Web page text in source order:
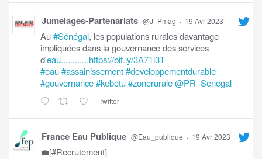
Jumelages-Partenariats @J_Pmag · 19 Avr 2023
Au#Sénégal, les populations rurales davantage
impliquées dans la gouvernance des services
d'eau............https://bit.ly/3A71i3T
#eau#assainissement#developpementdurable
#gouvernance#kebetu#zonerurale@PR_Senegal
Twitter
France Eau Publique @Eau_publique · 19 Avr 2023
💼[#Recrutement]